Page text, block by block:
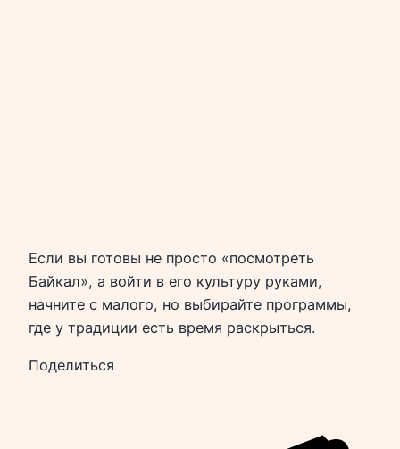
Если вы готовы не просто «посмотреть
Байкал», а войти в его культуру руками,
начните с малого, но выбирайте программы,
где у традиции есть время раскрыться.
Поделиться